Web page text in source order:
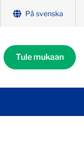
På svenska
Tule mukaan